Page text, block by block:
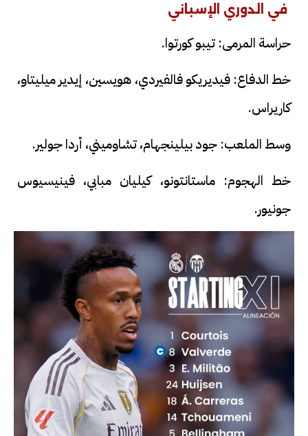
في الدوري الإسباني
حراسة المرمى: تيبو كورتوا.
خط الدفاع: فيديريكو فالفيردي، هويسين، إيدير ميليتاو،
كاريراس.
وسط الملعب: جود بيلينجهام، تشاوميني، أردا جولير.
خط الهجوم: ماستانتونو، كيليان مبابي، فينيسيوس
جونيور.